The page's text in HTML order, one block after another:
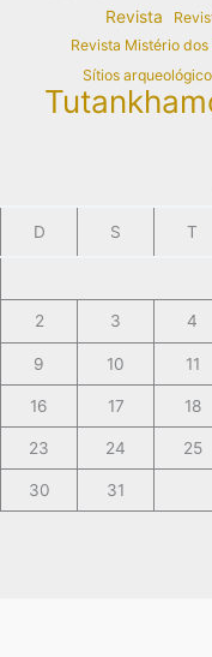
Revista
Revista Mistério
Sítios
D S T
2 3 4
9 10 11
16 17 18
23 24 25
30 31